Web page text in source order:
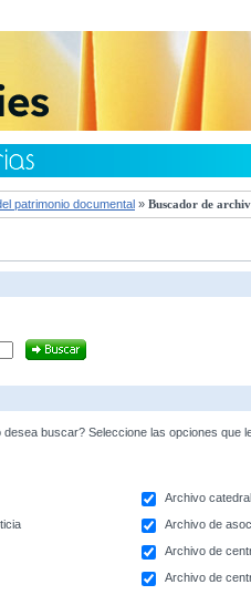
patrimonio documental » Buscador de
buscar? Seleccione las opciones que
Archivo
Archivo de
Archivo de
Archivo de